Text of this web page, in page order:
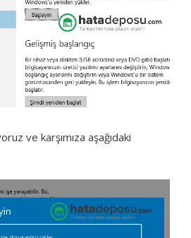
ve karşımıza aşağıdaki